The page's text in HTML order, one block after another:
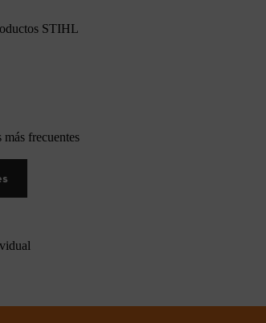
STIHL
más frecuentes